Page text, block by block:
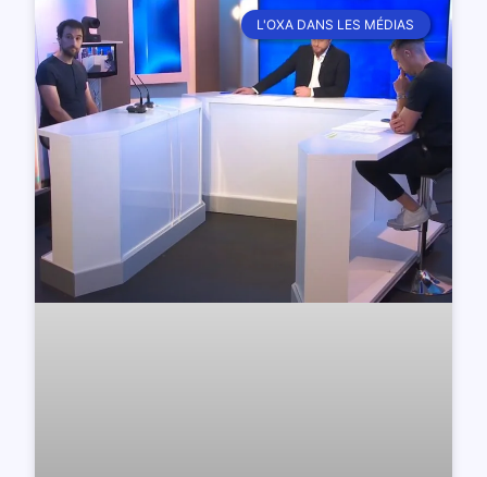
L'OXA DANS LES MÉDIAS